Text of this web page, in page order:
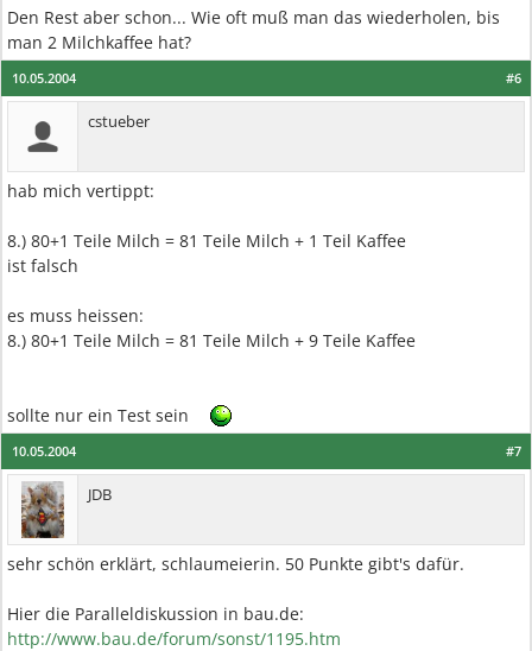
Den Rest aber schon... Wie oft muß man das wiederholen, bis
man 2 Milchkaffee hat?
#6
10.05.2004
cstueber
hab mich vertippt:
8.) 80+1 Teile Milch = 81 Teile Milch + 1 Teil Kaffee
ist falsch
es muss heissen:
8.) 80+1 Teile Milch = 81 Teile Milch + 9 Teile Kaffee
sollte nur ein Test sein
#7
10.05.2004
JDB
sehr schön erklärt, schlaumeierin. 50 Punkte gibt's dafür.
Hier die Paralleldiskussion in bau.de:
http://www.bau.de/forum/sonst/1195.htm